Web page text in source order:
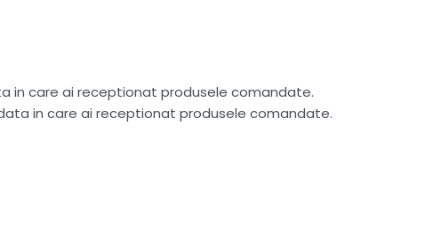
in care ai receptionat produsele comandate.
in care ai receptionat produsele comandate.